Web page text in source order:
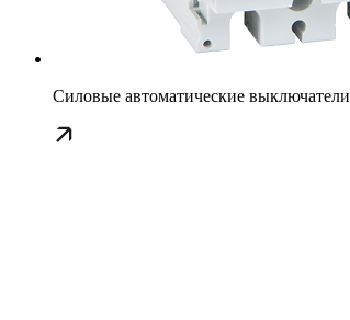
Силовые автоматические выключатели